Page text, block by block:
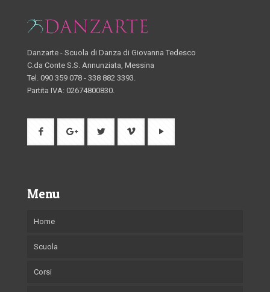
Danzarte - Scuola di Danza di Giovanna Tedesco
C.da Conte S.S. Annunziata, Messina
Tel. 090 359 078 - 338 882 3393.
Partita IVA: 02674800830.
Menu
Home
Scuola
Corsi